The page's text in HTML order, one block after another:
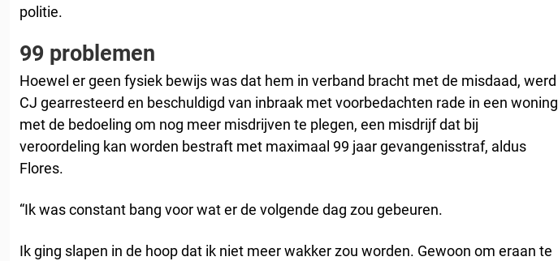
politie.
99 problemen
Hoewel er geen fysiek bewijs was dat hem in verband bracht met de misdaad, werd
CJ gearresteerd en beschuldigd van inbraak met voorbedachten rade in een woning
met de bedoeling om nog meer misdrijven te plegen, een misdrijf dat bij
veroordeling kan worden bestraft met maximaal 99 jaar gevangenisstraf, aldus
Flores.
“Ik was constant bang voor wat er de volgende dag zou gebeuren.
Ik ging slapen in de hoop dat ik niet meer wakker zou worden. Gewoon om eraan te